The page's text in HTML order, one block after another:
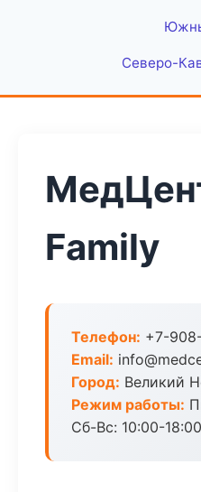
Северо-
Family
Телефон: +7-
Email:
Город: Великий
Режим работы:
Сб-Вс: 10:00-18:00